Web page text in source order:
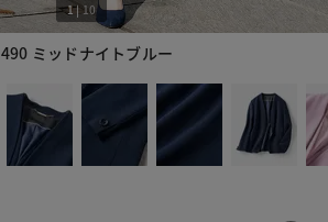
490 ミッドナイトブルー
1| 10